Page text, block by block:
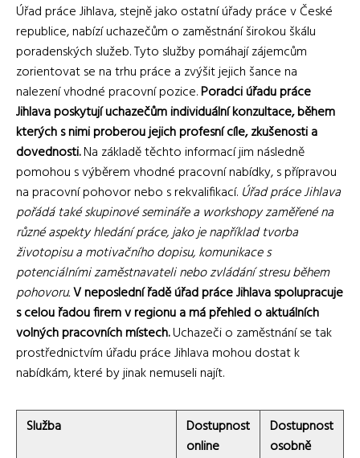
Úřad práce Jihlava, stejně jako ostatní úřady práce v České
republice, nabízí uchazečům o zaměstnání širokou škálu
poradenských služeb. Tyto služby pomáhají zájemcům
zorientovat se na trhu práce a zvýšit jejich šance na
nalezení vhodné pracovní pozice.Poradci úřadu práce
Jihlava poskytují uchazečům individuální konzultace, během
kterých s nimi proberou jejich profesní cíle, zkušenosti a
dovednosti.Na základě těchto informací jim následně
pomohou s výběrem vhodné pracovní nabídky, s přípravou
na pracovní pohovor nebo s rekvalifikací. Úřad práce Jihlava
pořádá také skupinové semináře a workshopy zaměřené na
různé aspekty hledání práce, jako je například tvorba
životopisu a motivačního dopisu, komunikace s
potenciálními zaměstnavateli nebo zvládání stresu během
pohovoru.V neposlední řadě úřad práce Jihlava spolupracuje
s celou řadou firem v regionu a má přehled o aktuálních
volných pracovních místech.Uchazeči o zaměstnání se tak
prostřednictvím úřadu práce Jihlava mohou dostat k
nabídkám, které by jinak nemuseli najít.
Služba
Dostupnost
online
Dostupnost
osobně